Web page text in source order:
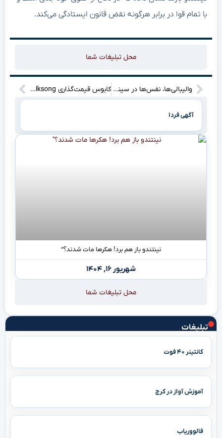
تبلیغات
کانتینر ۴۰ فوت
آموزش آواز در کرج
فالووریاب
با تمام قوا در برابر هرگونه نقض قانون ایستادگی می‌کند.
محل تبلیغات شما
والیبالی‌ها، نفس‌ها در سینه حبس شد! لحظه سرنوشت‌ساز نزدیک است… کابوس قیمت‌گذاری Silksong: آیا این بازی، تاج و تخت مستقل‌ها را به لرزه در می‌آورد؟”
آگهی فردا
نینتندو باز هم برد! هکرها مات شدند؟”
شهریور ۱۶, ۱۴۰۴
محل تبلیغات شما